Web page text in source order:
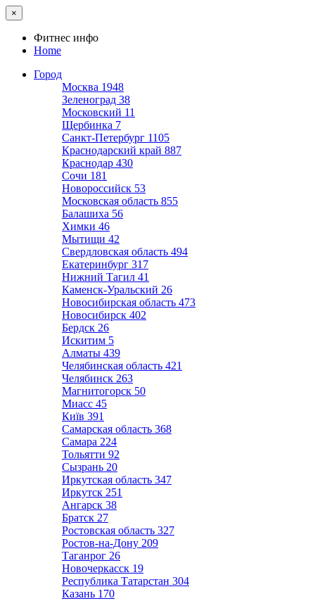
×
Фитнес инфо
Home
Город
Москва 1948
Зеленоград 38
Московский 11
Щербинка 7
Санкт-Петербург 1105
Краснодарский край 887
Краснодар 430
Сочи 181
Новороссийск 53
Московская область 855
Балашиха 56
Химки 46
Мытищи 42
Свердловская область 494
Екатеринбург 317
Нижний Тагил 41
Каменск-Уральский 26
Новосибирская область 473
Новосибирск 402
Бердск 26
Искитим 5
Алматы 439
Челябинская область 421
Челябинск 263
Магнитогорск 50
Миасс 45
Київ 391
Самарская область 368
Самара 224
Тольятти 92
Сызрань 20
Иркутская область 347
Иркутск 251
Ангарск 38
Братск 27
Ростовская область 327
Ростов-на-Дону 209
Таганрог 26
Новочеркасск 19
Республика Татарстан 304
Казань 170